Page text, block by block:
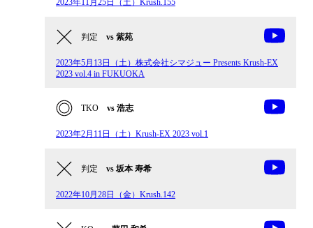
2023年11月25日（土）Krush.155
判定 vs 紫苑
2023年5月13日（土）株式会社シマジュー Presents Krush-EX
2023 vol.4 in FUKUOKA
TKO vs 浩志
2023年2月11日（土）Krush-EX 2023 vol.1
判定 vs 坂本 寿希
2022年10月28日（金）Krush.142